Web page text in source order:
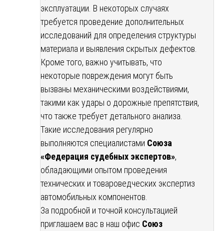
эксплуатации. В некоторых случаях
требуется проведение дополнительных
исследований для определения структуры
материала и выявления скрытых дефектов.
Кроме того, важно учитывать, что
некоторые повреждения могут быть
вызваны механическими воздействиями,
такими как удары о дорожные препятствия,
что также требует детального анализа.
Такие исследования регулярно
выполняются специалистами Союза
«Федерация судебных экспертов»,
обладающими опытом проведения
технических и товароведческих экспертиз
автомобильных компонентов.
За подробной и точной консультацией
приглашаем вас в наш офис Союз